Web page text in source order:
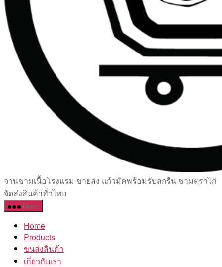
เซรามิค
ครบ
ครัน
โรงงาน
จานชามเนื้อโรงแรม ขายส่ง แก้วมัคพร้อมรับสกรีน ชามตราไก่
จัดส่งสินค้าทั่วไทย
Menu
Home
Products
ขนส่งสินค้า
เกี่ยวกับเรา